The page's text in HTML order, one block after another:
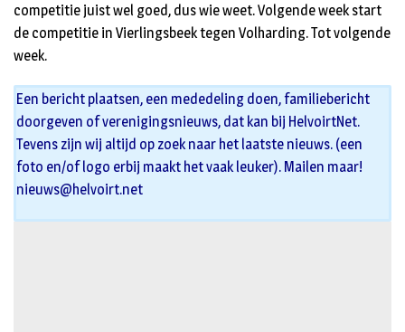
competitie juist wel goed, dus wie weet. Volgende week start
de competitie in Vierlingsbeek tegen Volharding. Tot volgende
week.
Een bericht plaatsen, een mededeling doen, familiebericht
doorgeven of verenigingsnieuws, dat kan bij HelvoirtNet.
Tevens zijn wij altijd op zoek naar het laatste nieuws. (een
foto en/of logo erbij maakt het vaak leuker). Mailen maar!
nieuws@helvoirt.net